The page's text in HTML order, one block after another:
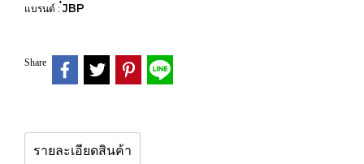
แบรนด์ :๋JBP
Share
รายละเอียดสินค้า